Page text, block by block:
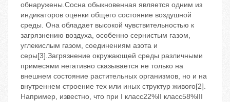
обнаружены.Сосна обыкновенная является одним из
индикаторов оценки общего состояние воздушной
среды. Она обладает высокой чувствительностью к
загрязнению воздуха, особенно сернистым газом,
углекислым газом, соединениям азота и
серы[3].Загрязнение окружающей среды различными
примесями негативно сказывается не только на
внешнем состояние растительных организмов, но и на
внутреннем строение тех или иных структур живого[2].
Например, известно, что при I класс22%II класс58%III